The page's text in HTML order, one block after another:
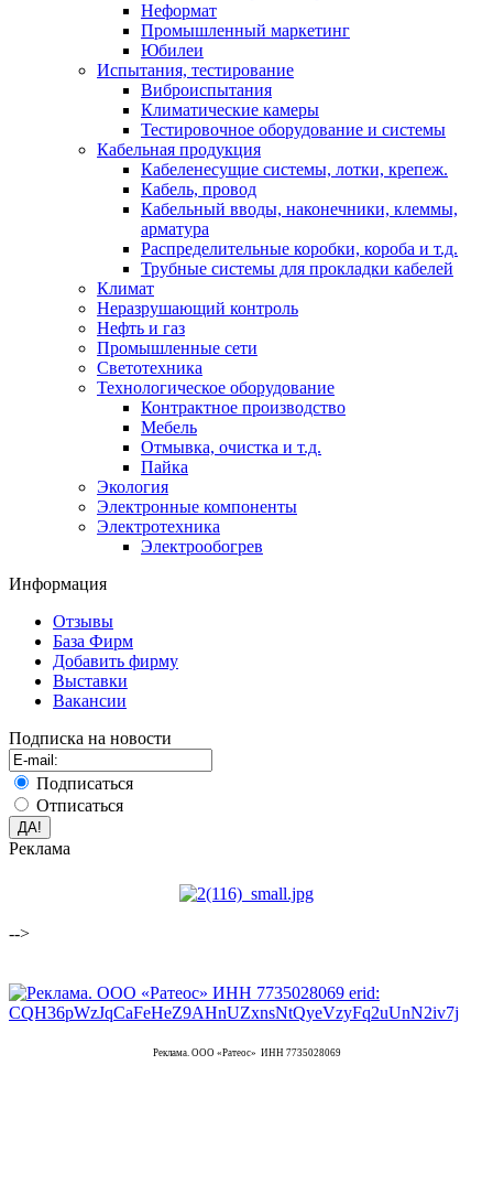
Неформат
Промышленный маркетинг
Юбилеи
Испытания, тестирование
Виброиспытания
Климатические камеры
Тестировочное оборудование и системы
Кабельная продукция
Кабеленесущие системы, лотки, крепеж.
Кабель, провод
Кабельный вводы, наконечники, клеммы,
арматура
Распределительные коробки, короба и т.д.
Трубные системы для прокладки кабелей
Климат
Неразрушающий контроль
Нефть и газ
Промышленные сети
Светотехника
Технологическое оборудование
Контрактное производство
Мебель
Отмывка, очистка и т.д.
Пайка
Экология
Электронные компоненты
Электротехника
Электрообогрев
Информация
Отзывы
База Фирм
Добавить фирму
Выставки
Вакансии
Подписка на новости
Подписаться
Отписаться
Реклама
-->
Реклама. ООО «Ратеос» ИНН 7735028069